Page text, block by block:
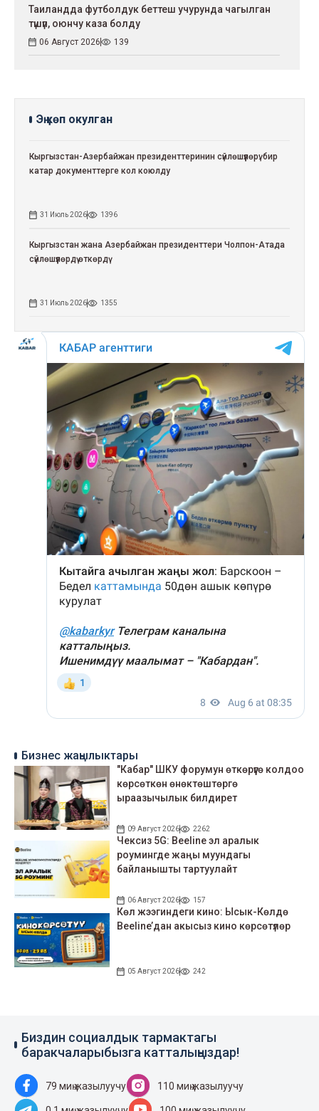
Таиландда футболдук беттеш учурунда чагылган
түшүп, оюнчу каза болду
06 Август 2026 139
Эң көп окулган
Кыргызстан-Азербайжан президенттеринин сүйлөшүүлөрү: бир
катар документтерге кол коюлду
31 Июль 2026 1396
Кыргызстан жана Азербайжан президенттери Чолпон-Атада
сүйлөшүүлөрдү өткөрдү
31 Июль 2026 1355
Бизнес жаңылыктары
"Кабар" ШКУ форумун өткөрүүгө колдоо
көрсөткөн өнөктөштөргө
ыраазычылык билдирет
09 Август 2026 2262
Чексиз 5G: Beeline эл аралык
роумингде жаңы муундагы
байланышты тартуулайт
06 Август 2026 157
Көл жээгиндеги кино: Ысык-Көлдө
Beeline’дан акысыз кино көрсөтүлөр
05 Август 2026 242
Биздин социалдык тармактагы
баракчаларыбызга катталыңыздар!
79 миң жазылуучу 110 миң жазылуучу